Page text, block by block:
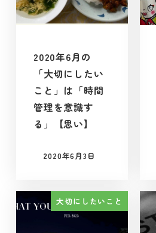
2020年6月の
「大切にしたい
こと」は「時間
管理を意識す
る」【思い】
投稿日
2020年6月3日
大切にしたいこと